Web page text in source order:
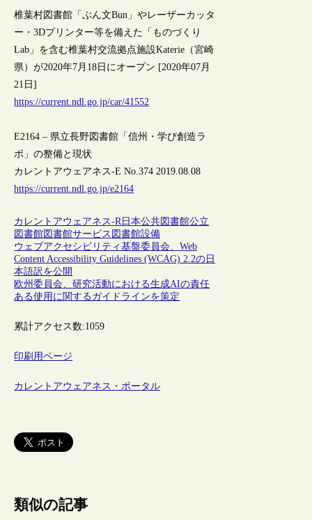
椎葉村図書館「ぶん文Bun」やレーザーカッタ
ー・3Dプリンター等を備えた「ものづくり
Lab」を含む椎葉村交流拠点施設Katerie（宮崎
県）が2020年7月18日にオープン [2020年07月
21日]
https://current.ndl.go.jp/car/41552
E2164 – 県立長野図書館「信州・学び創造ラ
ボ」の整備と現状
カレントアウェアネス-E No.374 2019.08.08
https://current.ndl.go.jp/e2164
カレントアウェアネス-R 日本公共図書館公立
図書館図書館サービス 図書館設備
ウェブアクセシビリティ基盤委員会、Web
Content Accessibility Guidelines (WCAG) 2.2の日
本語訳を公開
欧州委員会、研究活動における生成AIの責任
ある使用に関するガイドラインを策定
累計アクセス数:1059
印刷用ページ
カレントアウェアネス・ポータル
類似の記事